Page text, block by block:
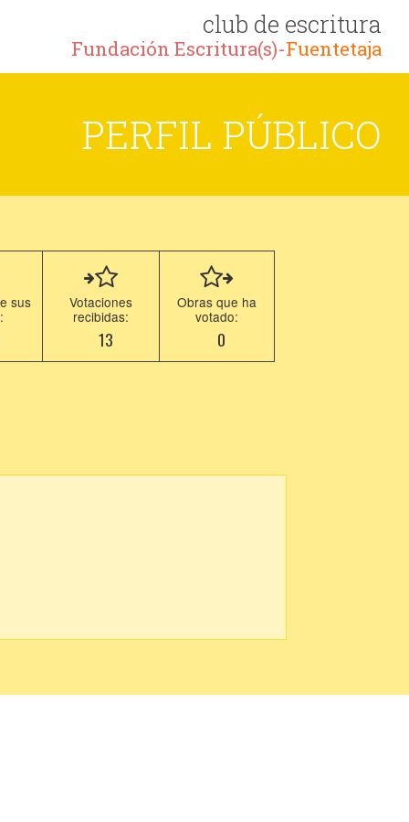
club de escritura
Fundación Escritura(s)-Fuentetaja
PERFIL PÚBLICO
sus
Votaciones
recibidas:
13
Obras que ha
votado:
0